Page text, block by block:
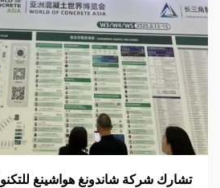
تشارك شركة شاندونغ هواشينغ